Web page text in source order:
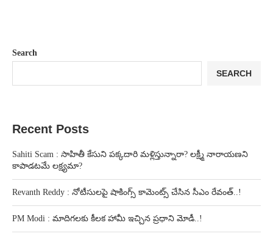
Search
SEARCH
Recent Posts
Sahiti Scam : సాహితీ కేసుని పక్కదారి మళ్లిస్తున్నారా? లక్ష్మీ నారాయణని
కాపాడటమే లక్ష్యమా?
Revanth Reddy : నోటీసులపై షాకింగ్స్ కామెంట్స్ చేసిన సీఎం రేవంత్..!
PM Modi : మాదిగలకు కీలక హామీ ఇచ్చిన ప్రధాని మోడీ..!